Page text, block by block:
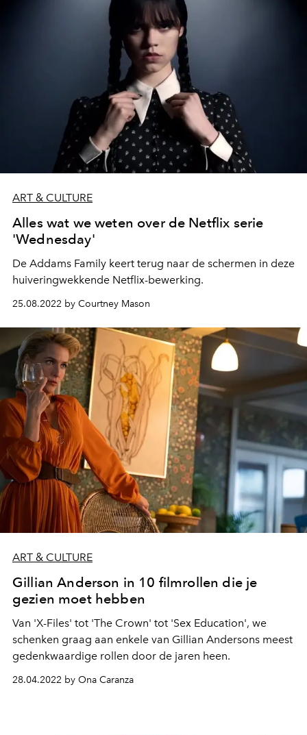
ART & CULTURE
Alles wat we weten over de Netflix serie
'Wednesday'
De Addams Family keert terug naar de schermen in deze
huiveringwekkende Netflix-bewerking.
25.08.2022 by Courtney Mason
ART & CULTURE
Gillian Anderson in 10 filmrollen die je
gezien moet hebben
Van 'X-Files' tot 'The Crown' tot 'Sex Education', we
schenken graag aan enkele van Gillian Andersons meest
gedenkwaardige rollen door de jaren heen.
28.04.2022 by Ona Caranza